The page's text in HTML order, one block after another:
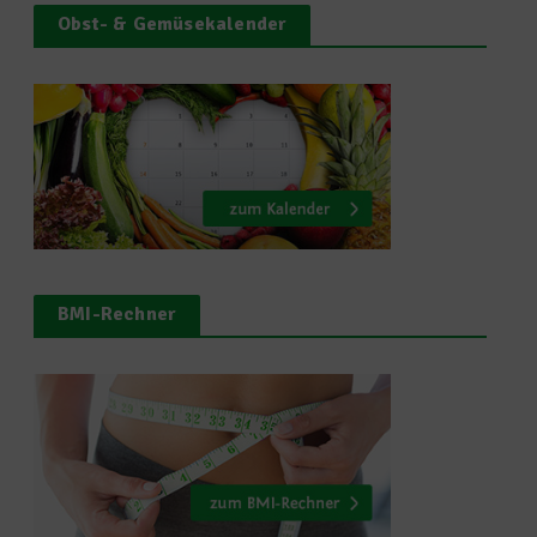
Obst- & Gemüsekalender
BMI-Rechner